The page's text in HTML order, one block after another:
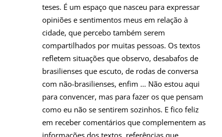
teses. É um espaço que nasceu para expressar
opiniões e sentimentos meus em relação à
cidade, que percebo também serem
compartilhados por muitas pessoas. Os textos
refletem situações que observo, desabafos de
brasilienses que escuto, de rodas de conversa
com não-brasilienses, enfim … Não estou aqui
para convencer, mas para fazer os que pensam
como eu não se sentirem sozinhos. E fico feliz
em receber comentários que complementem as